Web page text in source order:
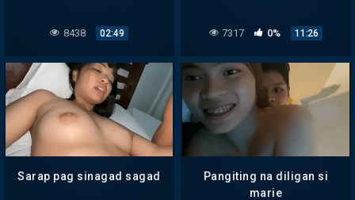
8438 02:49 7317 0% 11:26
Sarap pag sinagad sagad
Pangiting na diligan si
marie